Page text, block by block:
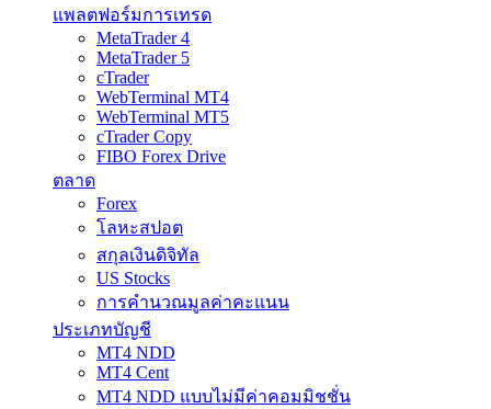
แพลตฟอร์มการเทรด
MetaTrader 4
MetaTrader 5
cTrader
WebTerminal MT4
WebTerminal MT5
cTrader Copy
FIBO Forex Drive
ตลาด
Forex
โลหะสปอต
สกุลเงินดิจิทัล
US Stocks
การคำนวณมูลค่าคะแนน
ประเภทบัญชี
MT4 NDD
MT4 Cent
MT4 NDD แบบไม่มีค่าคอมมิชชั่น